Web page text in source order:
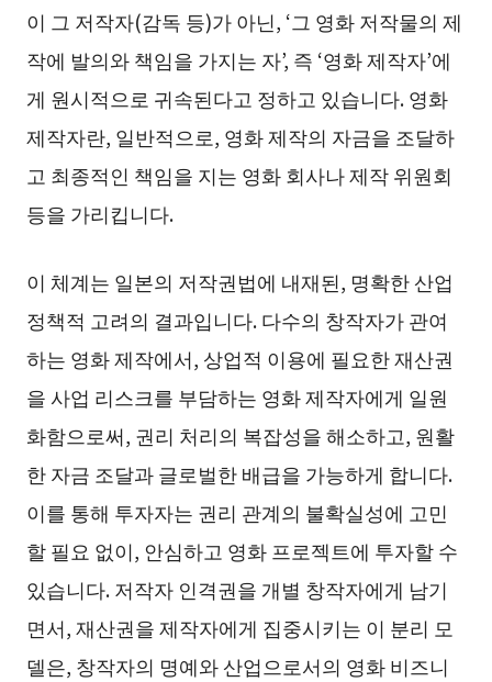
이 그 저작자(감독 등)가 아닌, ‘그 영화 저작물의 제
작에 발의와 책임을 가지는 자’, 즉 ‘영화 제작자’에
게 원시적으로 귀속된다고 정하고 있습니다. 영화
제작자란, 일반적으로, 영화 제작의 자금을 조달하
고 최종적인 책임을 지는 영화 회사나 제작 위원회
등을 가리킵니다.
이 체계는 일본의 저작권법에 내재된, 명확한 산업
정책적 고려의 결과입니다. 다수의 창작자가 관여
하는 영화 제작에서, 상업적 이용에 필요한 재산권
을 사업 리스크를 부담하는 영화 제작자에게 일원
화함으로써, 권리 처리의 복잡성을 해소하고, 원활
한 자금 조달과 글로벌한 배급을 가능하게 합니다.
이를 통해 투자자는 권리 관계의 불확실성에 고민
할 필요 없이, 안심하고 영화 프로젝트에 투자할 수
있습니다. 저작자 인격권을 개별 창작자에게 남기
면서, 재산권을 제작자에게 집중시키는 이 분리 모
델은, 창작자의 명예와 산업으로서의 영화 비즈니